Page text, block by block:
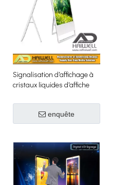
Signalisation d'affichage à
cristaux liquides d'affiche
mince de 42 '
enquête